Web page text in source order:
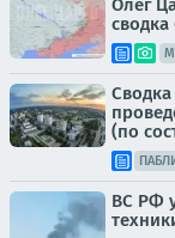
Олег
сводка
(по
ВС РФ